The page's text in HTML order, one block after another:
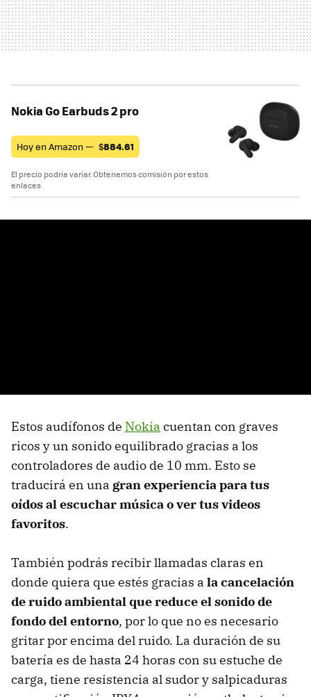
Nokia Go Earbuds 2 pro
Hoy en Amazon — $884.61
El precio podría variar. Obtenemos comisión por estos
enlaces
Estos audífonos de Nokia cuentan con graves
ricos y un sonido equilibrado gracias a los
controladores de audio de 10 mm. Esto se
traducirá en una gran experiencia para tus
oídos al escuchar música o ver tus videos
favoritos.
También podrás recibir llamadas claras en
donde quiera que estés gracias a la cancelación
de ruido ambiental que reduce el sonido de
fondo del entorno, por lo que no es necesario
gritar por encima del ruido. La duración de su
batería es de hasta 24 horas con su estuche de
carga, tiene resistencia al sudor y salpicaduras